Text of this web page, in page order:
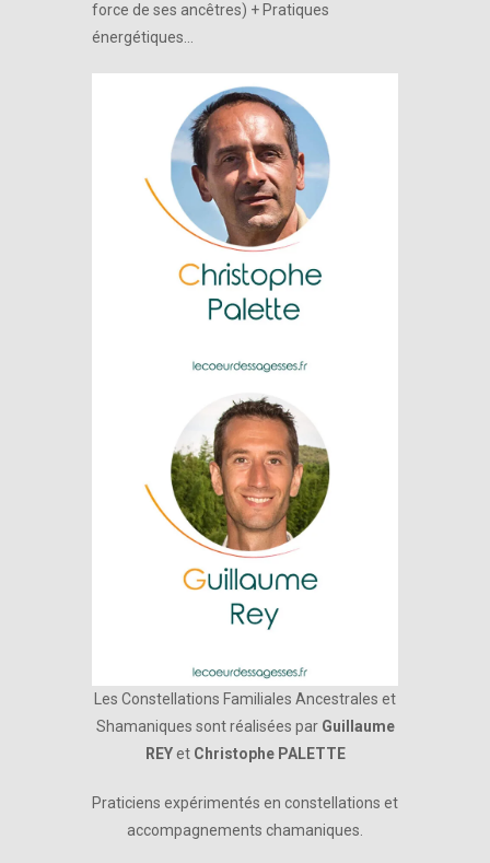
force de ses ancêtres) + Pratiques
énergétiques…
Les Constellations Familiales Ancestrales et
Shamaniques sont réalisées par Guillaume
REYet Christophe PALETTE
Praticiens expérimentés en constellations et
accompagnements chamaniques.